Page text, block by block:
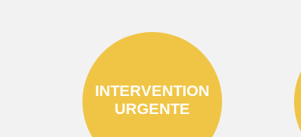
INTERVENTION
URGENTE